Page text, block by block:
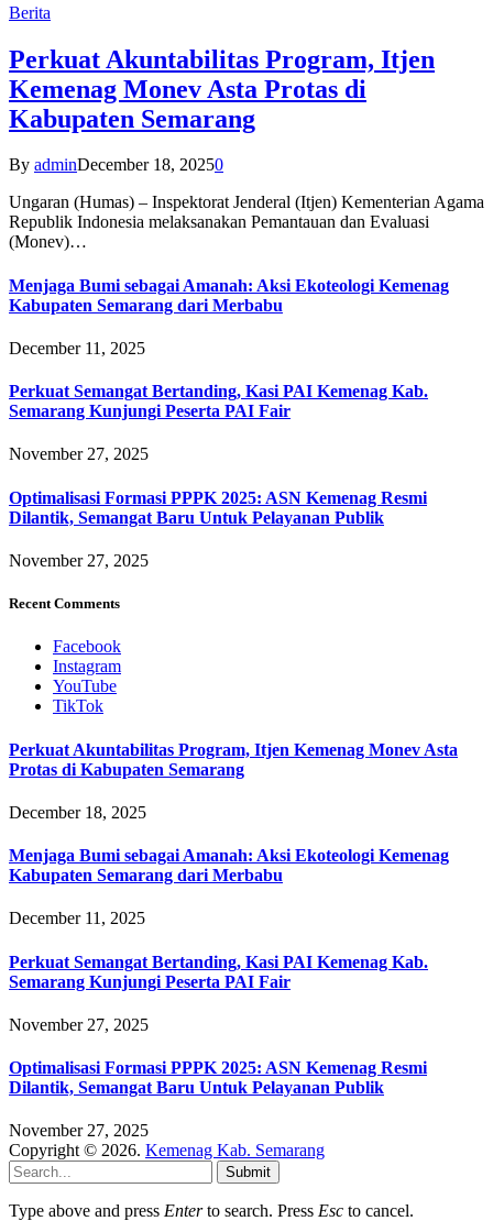
Berita
Perkuat Akuntabilitas Program, Itjen
Kemenag Monev Asta Protas di
Kabupaten Semarang
By adminDecember 18, 20250
Ungaran (Humas) – Inspektorat Jenderal (Itjen) Kementerian Agama
Republik Indonesia melaksanakan Pemantauan dan Evaluasi
(Monev)…
Menjaga Bumi sebagai Amanah: Aksi Ekoteologi Kemenag
Kabupaten Semarang dari Merbabu
December 11, 2025
Perkuat Semangat Bertanding, Kasi PAI Kemenag Kab.
Semarang Kunjungi Peserta PAI Fair
November 27, 2025
Optimalisasi Formasi PPPK 2025: ASN Kemenag Resmi
Dilantik, Semangat Baru Untuk Pelayanan Publik
November 27, 2025
Recent Comments
Facebook
Instagram
YouTube
TikTok
Perkuat Akuntabilitas Program, Itjen Kemenag Monev Asta
Protas di Kabupaten Semarang
December 18, 2025
Menjaga Bumi sebagai Amanah: Aksi Ekoteologi Kemenag
Kabupaten Semarang dari Merbabu
December 11, 2025
Perkuat Semangat Bertanding, Kasi PAI Kemenag Kab.
Semarang Kunjungi Peserta PAI Fair
November 27, 2025
Optimalisasi Formasi PPPK 2025: ASN Kemenag Resmi
Dilantik, Semangat Baru Untuk Pelayanan Publik
November 27, 2025
Copyright © 2026. Kemenag Kab. Semarang
Submit
Type above and press Enterto search. Press Esc to cancel.